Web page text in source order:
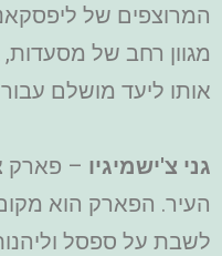
המרוצפים של
מגוון רחב של
אותו ליעד מושלם עבור
גני צ'ישמיגיו – פארק
העיר. הפארק הוא
לשבת על ספסל